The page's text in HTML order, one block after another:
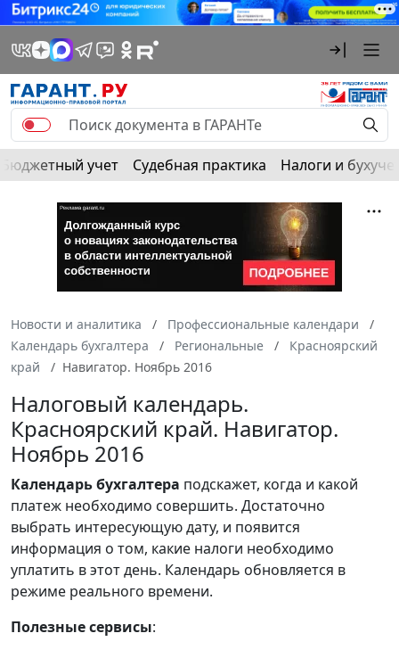
Бюджетный учет Судебная практика Налоги и
Новости и аналитика
Профессиональные календари
Календарь бухгалтера
Региональные
Красноярский
край
Навигатор. Ноябрь 2016
Налоговый календарь.
Красноярский край. Навигатор.
Ноябрь 2016
Календарьбухгалтера подскажет, когда и какой
платеж необходимо совершить. Достаточно
выбрать интересующую дату, и появится
информация о том, какие налоги необходимо
уплатить в этот день. Календарь обновляется в
режиме реального времени.
Полезные сервисы: